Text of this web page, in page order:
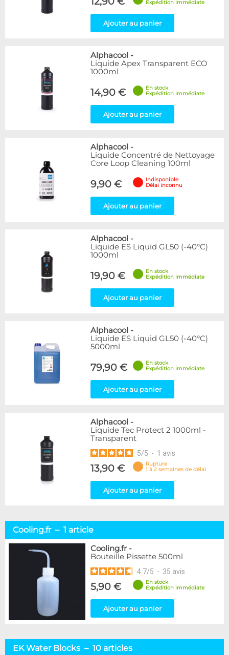
Appliquer
Expédition immédiate
Ajouter au panier
Alphacool -
Liquide Apex Transparent ECO
1000ml
14,90 €
En stock
Expédition immédiate
Ajouter au panier
Alphacool -
Liquide Concentré de Nettoyage
Core Loop Cleaning 100ml
9,90 €
Indisponible
Délai inconnu
Ajouter au panier
Alphacool -
Liquide ES Liquid GL50 (-40°C)
1000ml
19,90 €
En stock
Expédition immédiate
Ajouter au panier
Alphacool -
Liquide ES Liquid GL50 (-40°C)
5000ml
79,90 €
En stock
Expédition immédiate
Ajouter au panier
Alphacool -
Liquide Tec Protect 2 1000ml -
Transparent
5/5 - 1 avis
13,90 €
Rupture
1 à 2 semaines de délai
Ajouter au panier
Cooling.fr – 1 article
Cooling.fr -
Bouteille Pissette 500ml
4.7/5 - 35 avis
5,90 €
En stock
Expédition immédiate
Ajouter au panier
EK Water Blocks – 10 articles